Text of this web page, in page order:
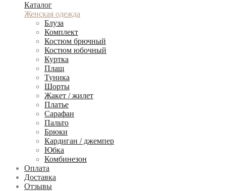
Каталог
Женская одежда
Блуза
Комплект
Костюм брючный
Костюм юбочный
Куртка
Плащ
Туника
Шорты
Жакет / жилет
Платье
Сарафан
Пальто
Брюки
Кардиган / джемпер
Юбка
Комбинезон
Оплата
Доставка
Отзывы